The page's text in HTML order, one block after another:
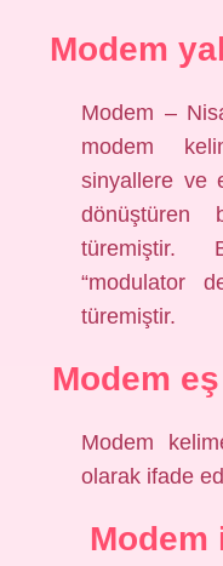
Modem
Modem –
modem
sinyallere ve
dönüştüren
türemiştir.
“modulator
türemiştir.
Modem
Modem
olarak ifade